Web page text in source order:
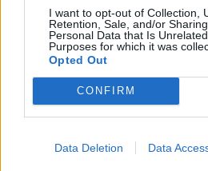
I want to opt-out of Collection,
Retention, Sale, and/or
Personal Data that Is
Purposes for which it was
Opted Out
CONFIRM
Data Deletion Data
NORDJYLLAND: Stigende
færre unge der vælger
Nordjyllands Trafikselskab.
Det skriverDR.
Mediet beskriver endvidere,
trafik står i en alvorlig